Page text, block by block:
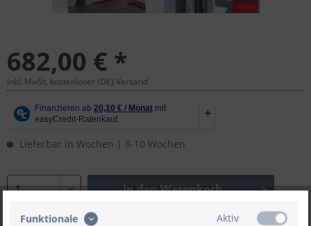
682,00 € *
inkl. MwSt. kostenloser (DE) Versand
Lieferbar in Wochen | 8-10 Wochen
In denWarenkorb
Funktionale Aktiv